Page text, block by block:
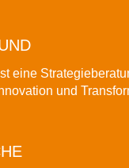
eine
und